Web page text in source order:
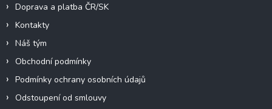
Doprava a platba ČR/SK
Kontakty
Náš tým
Obchodní podmínky
Podmínky ochrany osobních údajů
Odstoupení od smlouvy